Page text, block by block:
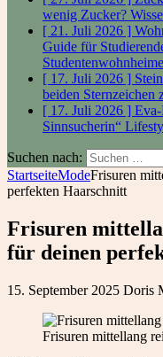
wenig Zucker?
[ 21. Juli 2026 ]
Guide für
[ 17. Juli 2026 ]
beiden Sternzeichen
[ 17. Juli 2026 ]
Sinnsucherin“
Suchen nach:
StartseiteModeFrisuren
perfekten Haarschnitt
Frisuren
für deinen
15. September 2025 Doris
Frisuren mittellang